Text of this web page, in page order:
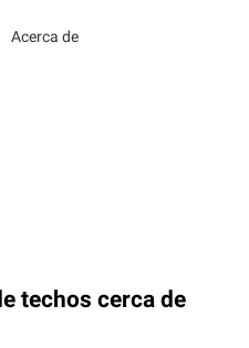
Acerca de
techos cerca de